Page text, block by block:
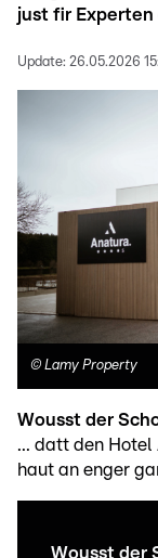
just fir Experten
Update: 26.05.2026
© Lamy Property
Wousst der
... datt den
haut an enger
Wousst der